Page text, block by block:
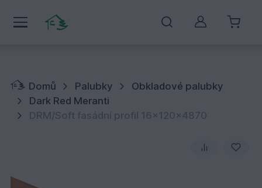
Můj účet
Domů Palubky
Obkladové palubky
Dark Red Meranti
DRM/Soft fasádní profil 16x120x4870